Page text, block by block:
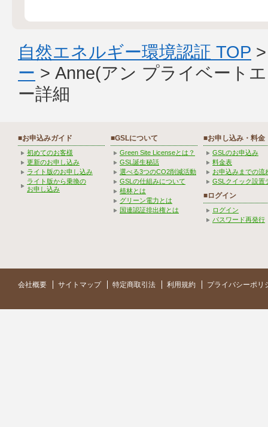
自然エネルギー環境認証 TOP
ー > Anne(アン プライベート
ー詳細
■お申込みガイド
初めてのお客様
更新のお申し込み
ライト版のお申し込み
ライト版から乗換の
お申し込み
■GSLについて
Green Site Licenseとは？
GSL誕生秘話
選べる3つのCO2削減活動
GSLの仕組みについて
植林とは
グリーン電力とは
国連認証排出権とは
■お申し込み・料金
GSLのお申込み
料金表
お申込みまでの流
GSLクイック設置
■ログイン
ログイン
パスワード再発行
会社概要 サイトマップ 特定商取引法 利用規約 プライバシーポリ